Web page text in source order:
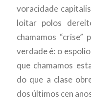
voracidade
loitar polos
chamamos
verdade é: o
que chamamos
do que a clase
dos últimos cen